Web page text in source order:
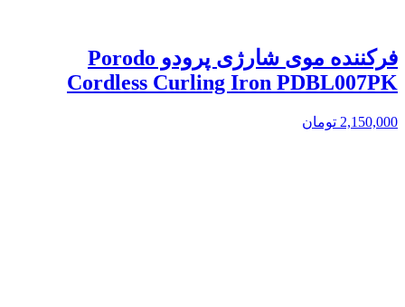
فرکننده موی شارژی پرودو Porodo
Cordless Curling Iron PDBL007PK
2,150,000 تومان